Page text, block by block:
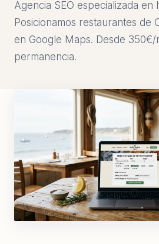
Agencia SEO especializada en
Posicionamos restaurantes de
en Google Maps. Desde 350€/
permanencia.